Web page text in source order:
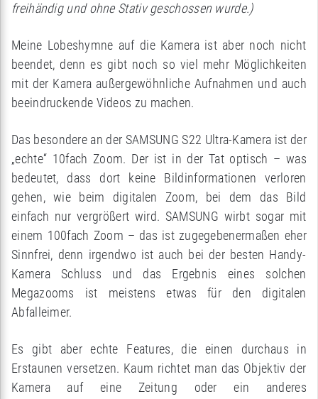
freihändig und ohne Stativ geschossen wurde.)
Meine Lobeshymne auf die Kamera ist aber noch nicht
beendet, denn es gibt noch so viel mehr Möglichkeiten
mit der Kamera außergewöhnliche Aufnahmen und auch
beeindruckende Videos zu machen.
Das besondere an der SAMSUNG S22 Ultra-Kamera ist der
„echte“ 10fach Zoom. Der ist in der Tat optisch – was
bedeutet, dass dort keine Bildinformationen verloren
gehen, wie beim digitalen Zoom, bei dem das Bild
einfach nur vergrößert wird. SAMSUNG wirbt sogar mit
einem 100fach Zoom – das ist zugegebenermaßen eher
Sinnfrei, denn irgendwo ist auch bei der besten Handy-
Kamera Schluss und das Ergebnis eines solchen
Megazooms ist meistens etwas für den digitalen
Abfalleimer.
Es gibt aber echte Features, die einen durchaus in
Erstaunen versetzen. Kaum richtet man das Objektiv der
Kamera auf eine Zeitung oder ein anderes